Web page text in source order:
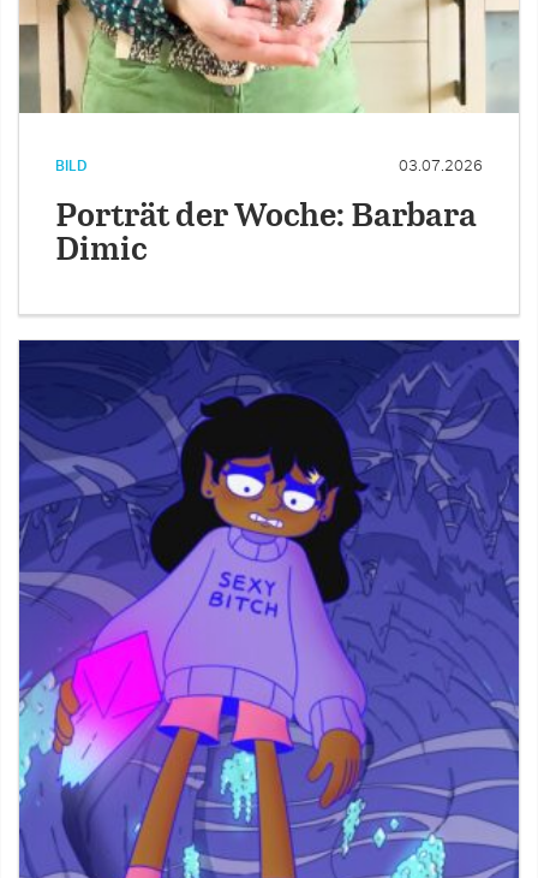
BILD 03.07.2026
Porträt der Woche: Barbara
Dimic